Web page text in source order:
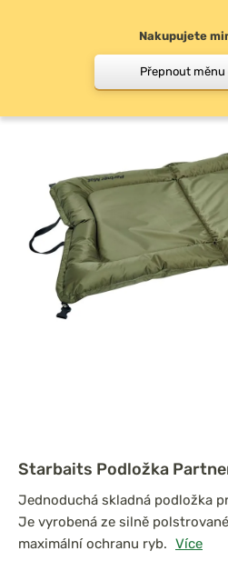
Podložky, vaničky pod…
Starbaits Podložka
Jednoduchá skladná podložka
Je vyrobená ze silně
maximální ochranu ryb. Více
Nakupujete
Přepnout měnu